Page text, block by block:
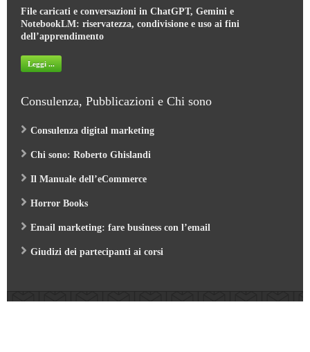
File caricati e conversazioni in ChatGPT, Gemini e
NotebookLM: riservatezza, condivisione e uso ai fini
dell’apprendimento
Leggi ...
Consulenza, Pubblicazioni e Chi sono
Consulenza digital marketing
Chi sono: Roberto Ghislandi
Il Manuale dell’eCommerce
Horror Books
Email marketing: fare business con l’email
Giudizi dei partecipanti ai corsi
Web Marketing Garden- by Roberto Ghislandi © 2026